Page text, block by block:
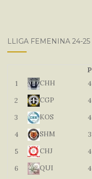
LLIGA FEMENINA 24-25
P
1
CHH 4
2
CGP 4
3
KOS 4
4
SHM 3
5
CHJ 4
6
QUI 4